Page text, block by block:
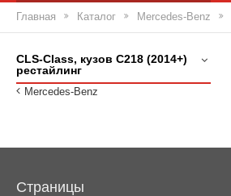
Главная Каталог Mercedes-Benz
CLS-Class, кузов C218 (2014+)
рестайлинг
Mercedes-Benz
Страницы